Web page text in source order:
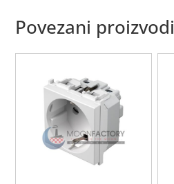
Povezani proizvodi